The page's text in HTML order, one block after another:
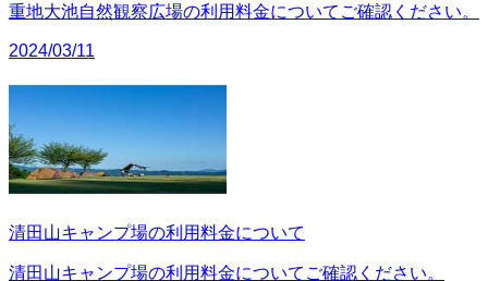
重地大池自然観察広場の利用料金についてご確認ください。
2024/03/11
清田山キャンプ場の利用料金について
清田山キャンプ場の利用料金についてご確認ください。